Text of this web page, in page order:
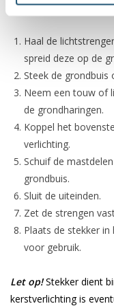
schema.
Haal de
spreid deze op de
Steek de grondbuis
Neem een touw of
de grondharingen.
Koppel het
verlichting.
Schuif de
grondbuis.
Sluit de uiteinden.
Zet de strengen
Plaats de stekker
voor gebruik.
Let op!Stekker dient
kerstverlichting is